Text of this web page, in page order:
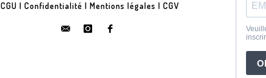
CGU | Confidentialité | Mentions légales | CGV